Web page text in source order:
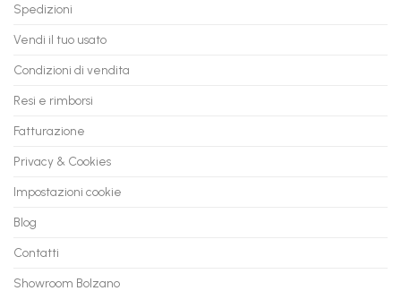
Spedizioni
Vendi il tuo usato
Condizioni di vendita
Resi e rimborsi
Fatturazione
Privacy & Cookies
Impostazioni cookie
Blog
Contatti
Showroom Bolzano